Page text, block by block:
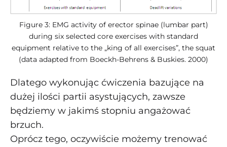
Figure 3: EMG activity of erector spinae (lumbar part)
during six selected core exercises with standard
equipment relative to the „king of all exercises”, the squat
(data adapted from Boeckh-Behrens & Buskies. 2000)
Dlatego wykonując ćwiczenia bazujące na
dużej ilości partii asystujących, zawsze
będziemy w jakimś stopniu angażować
brzuch.
Oprócz tego, oczywiście możemy trenować